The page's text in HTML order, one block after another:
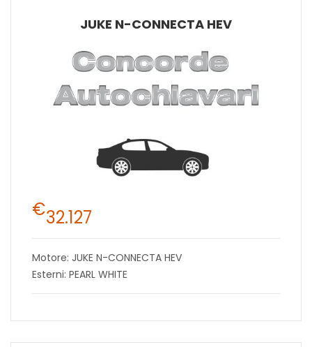
JUKE N-CONNECTA HEV
€32.127
Motore: JUKE N-CONNECTA HEV
Esterni: PEARL WHITE